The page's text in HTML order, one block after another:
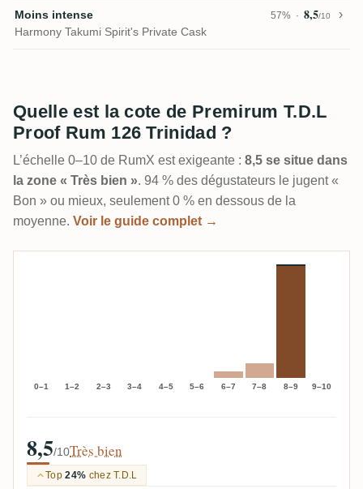
Moins intense 57% 8,5/10
Harmony Takumi Spirit's Private Cask
Quelle est la cote de Premirum T.D.L
Proof Rum 126 Trinidad ?
L’échelle 0–10 de RumX est exigeante : 8,5 se situe dans
la zone « Très bien ». 94 % des dégustateurs le jugent «
Bon » ou mieux, seulement 0 % en dessous de la
moyenne. Voir le guide complet →
0–1 1–2 2–3 3–4 4–5 5–6 6–7 7–8 8–9 9–10
8,5/10Très bien
Top24% chez T.D.L